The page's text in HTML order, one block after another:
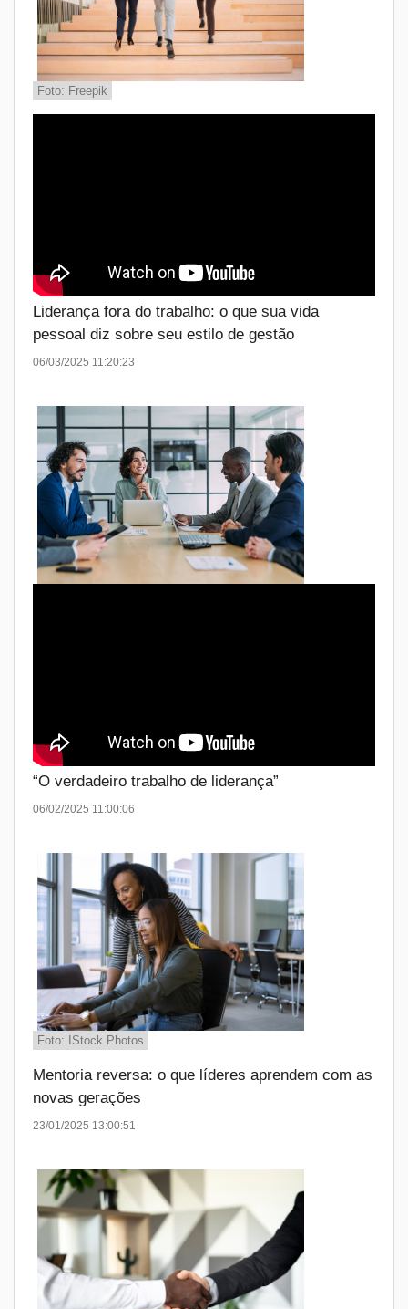
Foto: Freepik
Liderança fora do trabalho: o que sua vida
pessoal diz sobre seu estilo de gestão
06/03/2025 11:20:23
“O verdadeiro trabalho de liderança”
06/02/2025 11:00:06
Foto: IStock Photos
Mentoria reversa: o que líderes aprendem com as
novas gerações
23/01/2025 13:00:51